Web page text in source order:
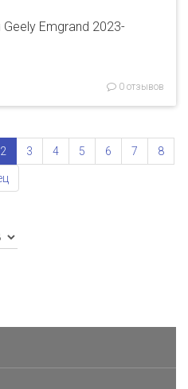
Emgrand 2023-
0 отзывов
2 3 4 5 6 7 8